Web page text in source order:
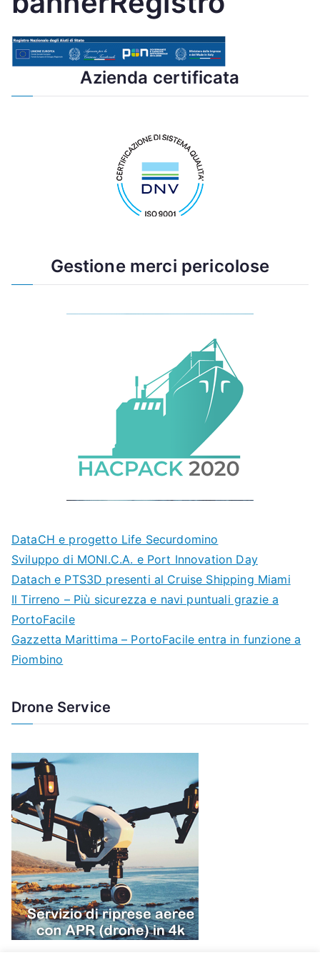
Azienda certificata
Gestione merci pericolose
DataCH e progetto Life Securdomino
Sviluppo di MONI.C.A. e Port Innovation Day
Datach e PTS3D presenti al Cruise Shipping Miami
Il Tirreno – Più sicurezza e navi puntuali grazie a
PortoFacile
Gazzetta Marittima – PortoFacile entra in funzione a
Piombino
Drone Service